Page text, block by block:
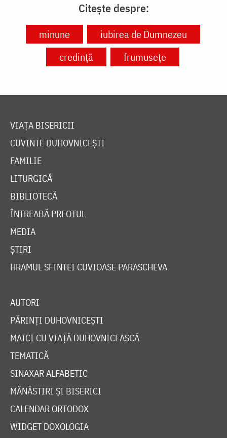
Citește despre:
minune
iubirea de Dumnezeu
credință
frumusețe
VIAȚA BISERICII
CUVINTE DUHOVNICEȘTI
FAMILIE
LITURGICĂ
BIBLIOTECĂ
ÎNTREABĂ PREOTUL
MEDIA
ȘTIRI
HRAMUL SFINTEI CUVIOASE PARASCHEVA
AUTORI
PĂRINȚI DUHOVNICEȘTI
MAICI CU VIAȚĂ DUHOVNICEASCĂ
TEMATICĂ
SINAXAR ALFABETIC
MĂNĂSTIRI ȘI BISERICI
CALENDAR ORTODOX
WIDGET DOXOLOGIA